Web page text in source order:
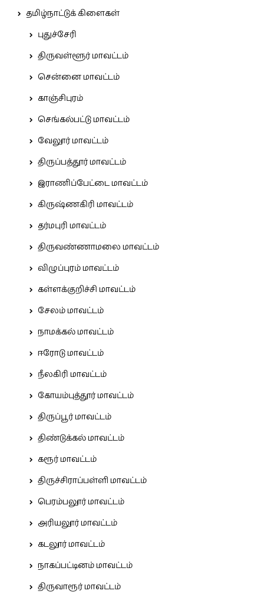
தமிழ்நாட்டுக் கிளைகள்
புதுச்சேரி
திருவள்ளூர் மாவட்டம்
சென்னை மாவட்டம்
காஞ்சிபுரம்
செங்கல்பட்டு மாவட்டம்
வேலூர் மாவட்டம்
திருப்பத்தூர் மாவட்டம்
இராணிப்பேட்டை மாவட்டம்
கிருஷ்ணகிரி மாவட்டம்
தர்மபுரி மாவட்டம்
திருவண்ணாமலை மாவட்டம்
விழுப்புரம் மாவட்டம்
கள்ளக்குறிச்சி மாவட்டம்
சேலம் மாவட்டம்
நாமக்கல் மாவட்டம்
ஈரோடு மாவட்டம்
நீலகிரி மாவட்டம்
கோயம்புத்தூர் மாவட்டம்
திருப்பூர் மாவட்டம்
திண்டுக்கல் மாவட்டம்
கரூர் மாவட்டம்
திருச்சிராப்பள்ளி மாவட்டம்
பெரம்பலூர் மாவட்டம்
அரியலூர் மாவட்டம்
கடலூர் மாவட்டம்
நாகப்பட்டினம் மாவட்டம்
திருவாரூர் மாவட்டம்